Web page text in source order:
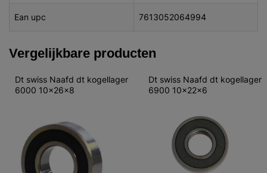
Ean upc 7613052064994
Vergelijkbare producten
Dt swiss Naafd dt kogellager
6000 10x26x8
Dt swiss Naafd dt kogellager
6900 10x22x6